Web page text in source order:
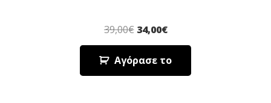
39,00€ 34,00€
Αγόρασε το